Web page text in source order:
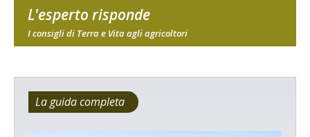
L'esperto risponde
I consigli di Terra e Vita agli agricoltori
La guida completa